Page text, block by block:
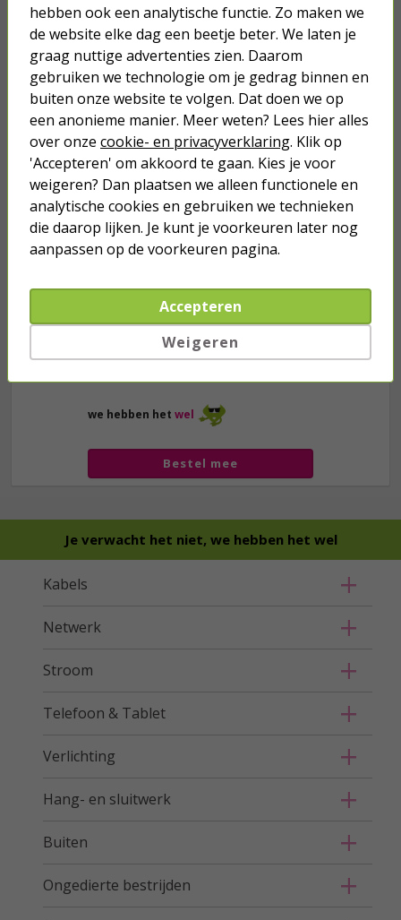
Je verwacht het niet
Turbo onkruidverdelger (Concentraat,
3x 100ml) | Ook voor je gazon!
43,50
40,
89
we hebben het wel
Bestel mee
1,50
Je verwacht het niet, we hebben het wel
Kabels
Netwerk
Stroom
Telefoon & Tablet
Verlichting
Hang- en sluitwerk
Buiten
Ongedierte bestrijden
hebben ook een analytische functie. Zo maken we
de website elke dag een beetje beter. We laten je
graag nuttige advertenties zien. Daarom
gebruiken we technologie om je gedrag binnen en
buiten onze website te volgen. Dat doen we op
een anonieme manier. Meer weten? Lees hier alles
over onze cookie- en privacyverklaring. Klik op
'Accepteren' om akkoord te gaan. Kies je voor
weigeren? Dan plaatsen we alleen functionele en
analytische cookies en gebruiken we technieken
die daarop lijken. Je kunt je voorkeuren later nog
aanpassen op de voorkeuren pagina.
Accepteren
Weigeren